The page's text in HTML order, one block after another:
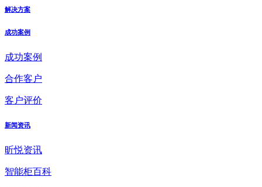
解决方案
成功案例
成功案例
合作客户
客户评价
新闻资讯
昕悦资讯
智能柜百科